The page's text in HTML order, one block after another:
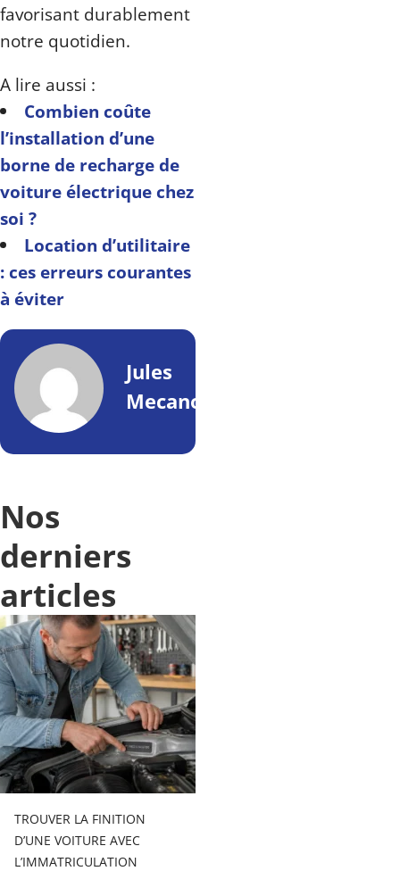
favorisant durablement
notre quotidien.
A lire aussi :
Combien coûte
l’installation d’une
borne de recharge de
voiture électrique chez
soi ?
Location d’utilitaire
: ces erreurs courantes
à éviter
Jules
Mecano
Nos
derniers
articles
TROUVER LA FINITION
D’UNE VOITURE AVEC
L’IMMATRICULATION